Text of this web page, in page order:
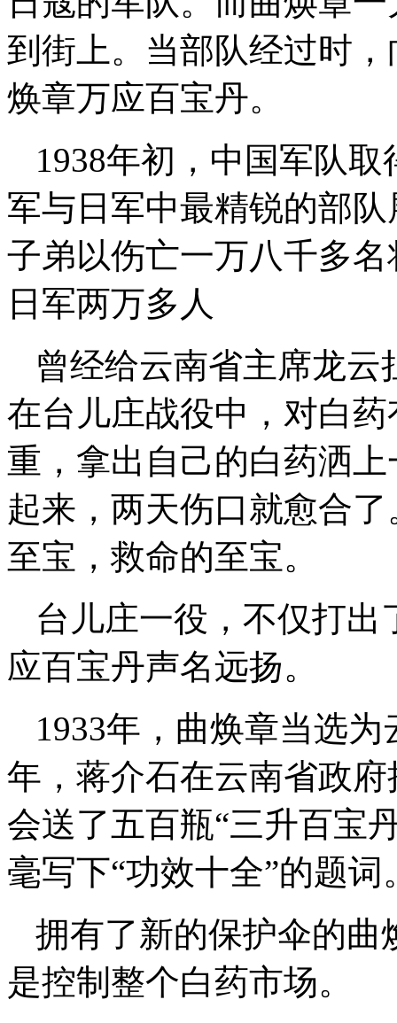
到街上。当部队经过时
焕章万应百宝丹。
1938年初，中国军队
军与日军中最精锐的部
子弟以伤亡一万八千多
日军两万多人
曾经给云南省主席龙
在台儿庄战役中，对白
重，拿出自己的白药洒
起来，两天伤口就愈合
至宝，救命的至宝。
台儿庄一役，不仅打
应百宝丹声名远扬。
1933年，曲焕章当选
年，蒋介石在云南省政
会送了五百瓶“三升百宝
毫写下“功效十全”的题词
拥有了新的保护伞的曲
是控制整个白药市场。